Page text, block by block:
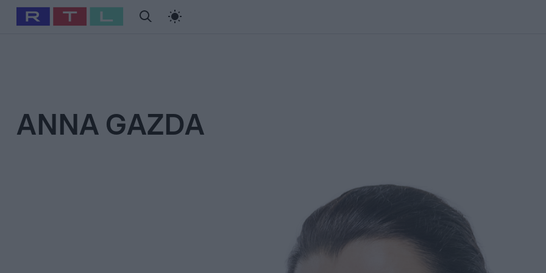
Babits Marcella Szellő István Most Wanted
ANNA GAZDA